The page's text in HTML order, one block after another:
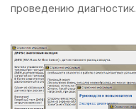
проведению диагностик.